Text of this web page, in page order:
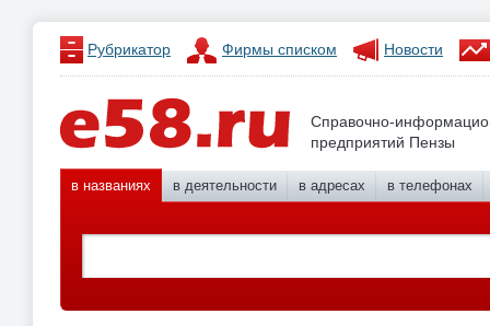
Рубрикатор Фирмы списком Новости
Справочно-
предприятий Пензы
в названиях в деятельности в адресах в телефонах